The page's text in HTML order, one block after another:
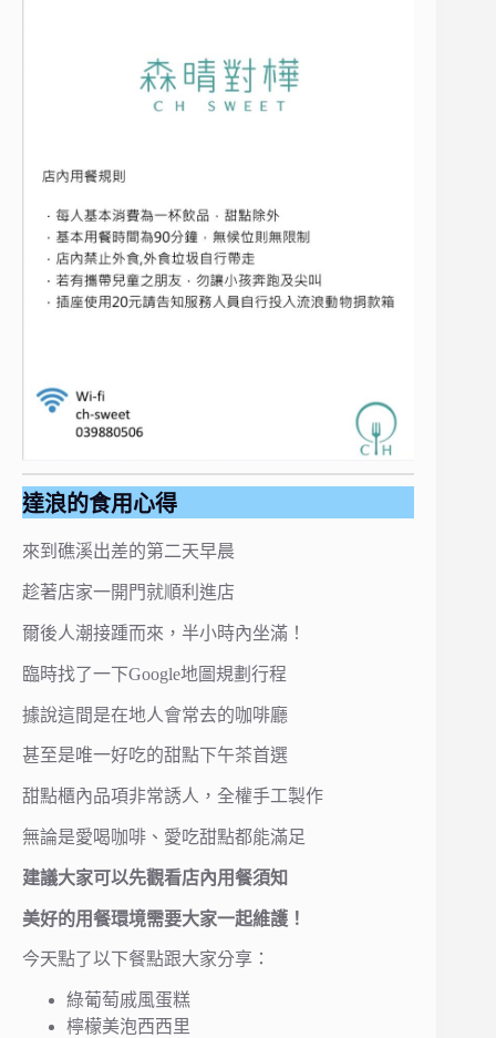
達浪的食用心得
來到礁溪出差的第二天早晨
趁著店家一開門就順利進店
爾後人潮接踵而來，半小時內坐滿！
臨時找了一下Google地圖規劃行程
據說這間是在地人會常去的咖啡廳
甚至是唯一好吃的甜點下午茶首選
甜點櫃內品項非常誘人，全權手工製作
無論是愛喝咖啡、愛吃甜點都能滿足
建議大家可以先觀看店內用餐須知
美好的用餐環境需要大家一起維護！
今天點了以下餐點跟大家分享：
綠葡萄戚風蛋糕
檸檬美泡西西里